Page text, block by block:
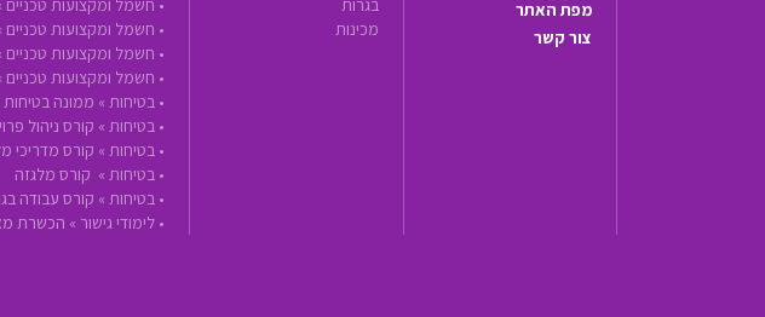
מפת האתר
צור קשר
בגרות
מכינות
• חשמל ומקצועות טכניים
• חשמל ומקצועות טכניים
• חשמל ומקצועות טכניים
• חשמל ומקצועות טכניים
• בטיחות » ממונה
• בטיחות » קורס ניהול
• בטיחות » קורס מדריכי
• בטיחות » קורס מלגזה
• בטיחות » קורס עבודה
• לימודי גישור » הכשרת